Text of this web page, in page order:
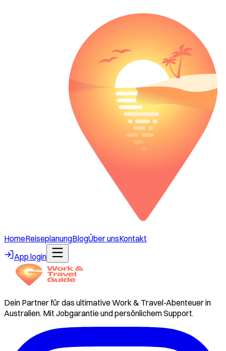
HomeReiseplanungBlogÜber unsKontakt
App login
Dein Partner für das ultimative Work & Travel-Abenteuer in
Australien. Mit Jobgarantie und persönlichem Support.